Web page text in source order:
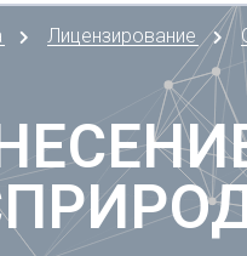
Барнаул
Брянск
В
Лицензирование